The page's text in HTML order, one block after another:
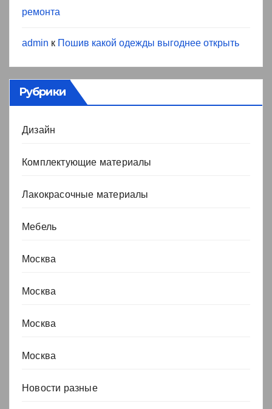
ремонта
admin к Пошив какой одежды выгоднее открыть
Рубрики
Дизайн
Комплектующие материалы
Лакокрасочные материалы
Мебель
Москва
Москва
Москва
Москва
Новости разные